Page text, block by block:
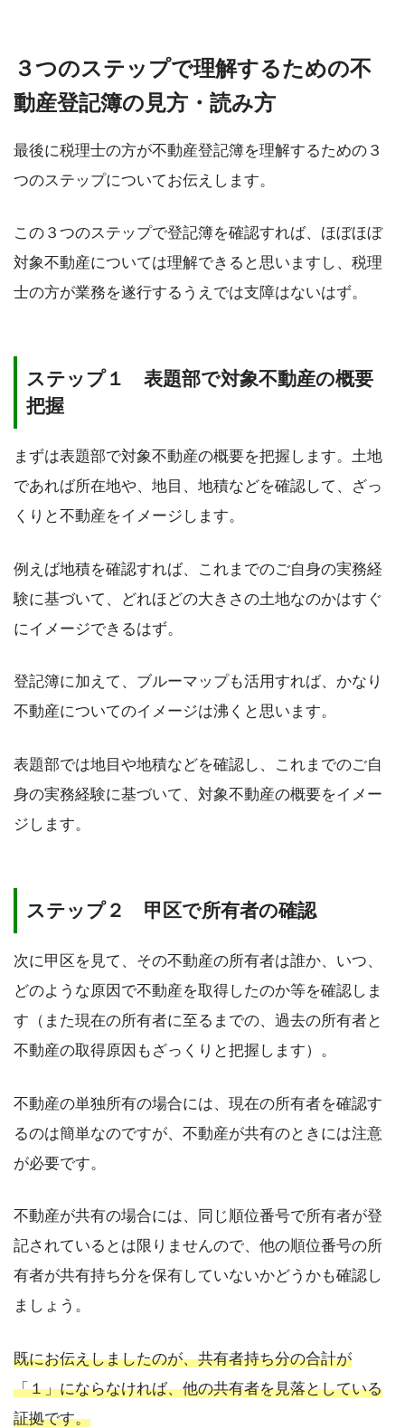
３つのステップで理解するための不
動産登記簿の見方・読み方
最後に税理士の方が不動産登記簿を理解するための３
つのステップについてお伝えします。
この３つのステップで登記簿を確認すれば、ほぼほぼ
対象不動産については理解できると思いますし、税理
士の方が業務を遂行するうえでは支障はないはず。
ステップ１ 表題部で対象不動産の概要
把握
まずは表題部で対象不動産の概要を把握します。土地
であれば所在地や、地目、地積などを確認して、ざっ
くりと不動産をイメージします。
例えば地積を確認すれば、これまでのご自身の実務経
験に基づいて、どれほどの大きさの土地なのかはすぐ
にイメージできるはず。
登記簿に加えて、ブルーマップも活用すれば、かなり
不動産についてのイメージは沸くと思います。
表題部では地目や地積などを確認し、これまでのご自
身の実務経験に基づいて、対象不動産の概要をイメー
ジします。
ステップ２ 甲区で所有者の確認
次に甲区を見て、その不動産の所有者は誰か、いつ、
どのような原因で不動産を取得したのか等を確認しま
す（また現在の所有者に至るまでの、過去の所有者と
不動産の取得原因もざっくりと把握します）。
不動産の単独所有の場合には、現在の所有者を確認す
るのは簡単なのですが、不動産が共有のときには注意
が必要です。
不動産が共有の場合には、同じ順位番号で所有者が登
記されているとは限りませんので、他の順位番号の所
有者が共有持ち分を保有していないかどうかも確認し
ましょう。
既にお伝えしましたのが、共有者持ち分の合計が
「１」にならなければ、他の共有者を見落としている
証拠です。